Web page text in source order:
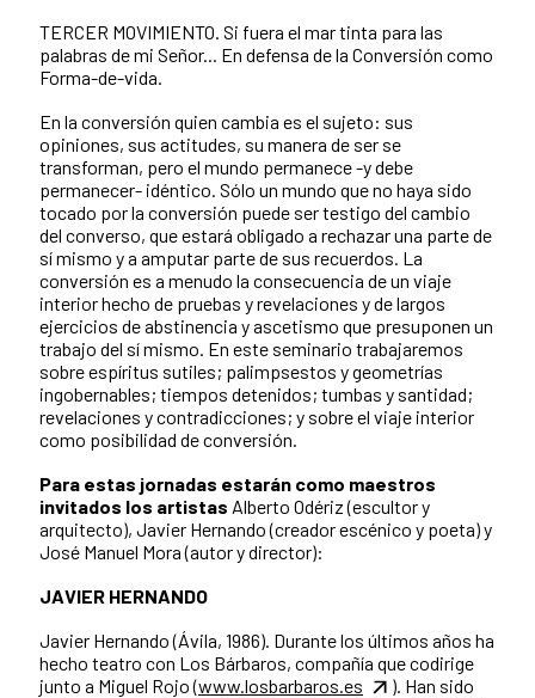
TERCER MOVIMIENTO. Si fuera el mar tinta para las
palabras de mi Señor... En defensa de la Conversión como
Forma-de-vida.
En la conversión quien cambia es el sujeto: sus
opiniones, sus actitudes, su manera de ser se
transforman, pero el mundo permanece -y debe
permanecer- idéntico. Sólo un mundo que no haya sido
tocado por la conversión puede ser testigo del cambio
del converso, que estará obligado a rechazar una parte de
sí mismo y a amputar parte de sus recuerdos. La
conversión es a menudo la consecuencia de un viaje
interior hecho de pruebas y revelaciones y de largos
ejercicios de abstinencia y ascetismo que presuponen un
trabajo del sí mismo. En este seminario trabajaremos
sobre espíritus sutiles; palimpsestos y geometrías
ingobernables; tiempos detenidos; tumbas y santidad;
revelaciones y contradicciones; y sobre el viaje interior
como posibilidad de conversión.
Para estas jornadas estarán como maestros
invitados los artistas Alberto Odériz (escultor y
arquitecto), Javier Hernando (creador escénico y poeta) y
José Manuel Mora (autor y director):
JAVIER HERNANDO
Javier Hernando (Ávila, 1986). Durante los últimos años ha
hecho teatro con Los Bárbaros, compañía que codirige
junto a Miguel Rojo (www.losbarbaros.es
). Han sido